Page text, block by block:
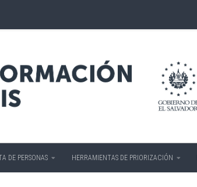
DE PERSONAS HERRAMIENTAS DE PRIORIZACIÓN